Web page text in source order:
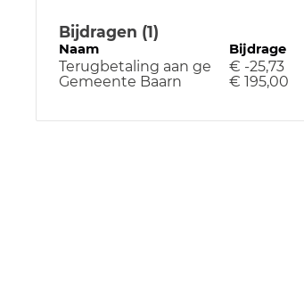
Bijdragen (1)
Naam Bijdrage
Terugbetaling aan ge € -25,73
Gemeente Baarn
€ 195,00